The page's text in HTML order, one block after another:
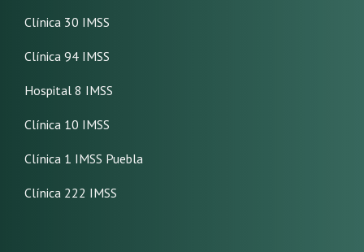
Clínica 30 IMSS
Clínica 94 IMSS
Hospital 8 IMSS
Clínica 10 IMSS
Clínica 1 IMSS Puebla
Clínica 222 IMSS